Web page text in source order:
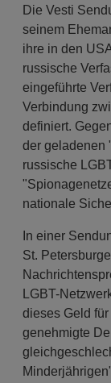
Die Vesti
seinem
ihre in den
russische
eingeführte
Verbindung
definiert.
der geladenen
russische
nationale
In einer
St.
LGBT-
dieses Geld
genehmigte